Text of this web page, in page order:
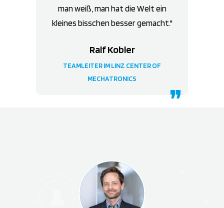
man weiß, man hat die Welt ein
kleines bisschen besser gemacht.
Ralf Kobler
TEAMLEITER IM LINZ CENTER OF
MECHATRONICS